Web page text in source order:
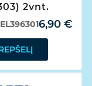
2vnt.
6,90 €
EL396301